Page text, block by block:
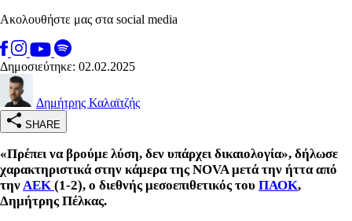
Ακολουθήστε μας στα social media
Δημοσιεύτηκε: 02.02.2025
Δημήτρης Καλαϊτζής
SHARE
«Πρέπει να βρούμε λύση, δεν υπάρχει δικαιολογία», δήλωσε
χαρακτηριστικά στην κάμερα της NOVA μετά την ήττα από
τηνΑΕΚ (1-2), ο διεθνής μεσοεπιθετικός του ΠΑΟΚ,
Δημήτρης Πέλκας.